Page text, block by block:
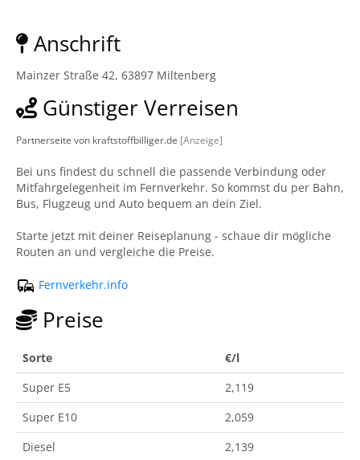
Anschrift
Mainzer Straße 42, 63897 Miltenberg
Günstiger Verreisen
Partnerseite von kraftstoffbilliger.de [Anzeige]
Bei uns findest du schnell die passende Verbindung oder
Mitfahrgelegenheit im Fernverkehr. So kommst du per Bahn,
Bus, Flugzeug und Auto bequem an dein Ziel.
Starte jetzt mit deiner Reiseplanung - schaue dir mögliche
Routen an und vergleiche die Preise.
Fernverkehr.info
Preise
Sorte
€/l
Super E5
2,119
Super E10
2,059
Diesel
2,139